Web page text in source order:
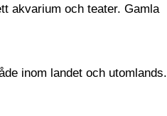
akvarium och teater. Gamla
inom landet och utomlands.